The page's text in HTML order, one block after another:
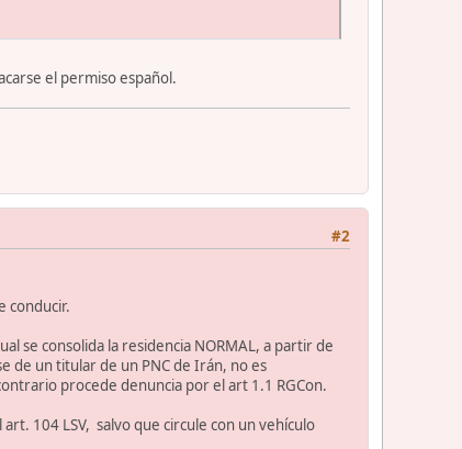
el permiso español.
#2
conducir.
se consolida la residencia NORMAL, a partir de
de un titular de un PNC de Irán, no es
procede denuncia por el art 1.1 RGCon.
104 LSV, salvo que circule con un vehículo